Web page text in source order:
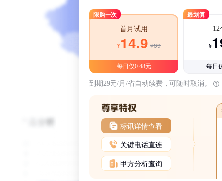
限购一次
首月试用
¥14.9 ¥39
每日仅0.48元
最划算
12
¥
每日
到期29元/月/省自动续费，可随时取消。
标讯详情查看
关键电话直连
甲方分析查询